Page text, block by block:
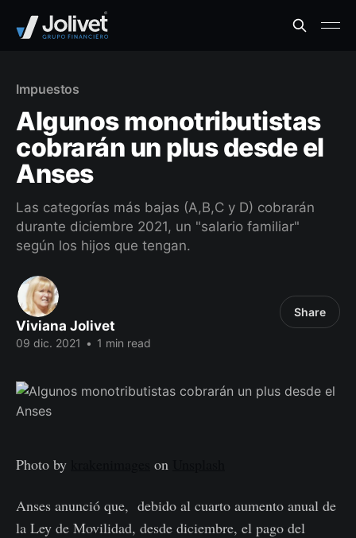
Impuestos
Algunos monotributistas
cobrarán un plus desde el
Anses
Las categorías más bajas (A,B,C y D) cobrarán
durante diciembre 2021, un "salario familiar"
según los hijos que tengan.
Viviana Jolivet
09 dic. 2021 • 1 min read
Share
Photo by on
Anses anunció que, debido al cuarto aumento anual de
la Ley de Movilidad, desde diciembre, el pago del